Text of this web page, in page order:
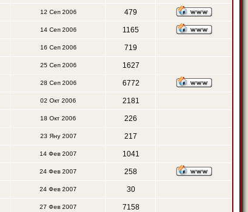
12 Сеп 2006 479
14 Сеп 2006 1165
16 Сеп 2006 719
25 Сеп 2006 1627
28 Сеп 2006 6772
02 Окт 2006 2181
18 Окт 2006 226
23 Яну 2007 217
14 Фев 2007 1041
24 Фев 2007 258
24 Фев 2007 30
27 Фев 2007 7158